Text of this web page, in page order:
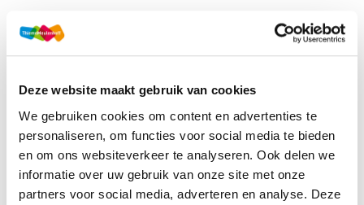
Deze website maakt gebruik van cookies
We gebruiken cookies om content en advertenties te
personaliseren, om functies voor social media te bieden
en om ons websiteverkeer te analyseren. Ook delen we
informatie over uw gebruik van onze site met onze
partners voor social media, adverteren en analyse. Deze
Productbeschrijving
Deze proeflicentie voor het voortgezet onderwijs geeft je
al het digitale materiaal van alle methodes (met
uitzondering van Examenidioom).
...
Lees meer